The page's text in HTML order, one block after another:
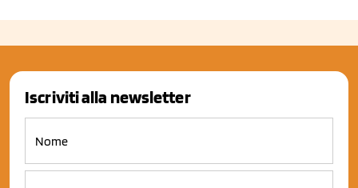
Iscriviti alla newsletter